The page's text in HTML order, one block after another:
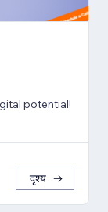
potential!
दृश्य